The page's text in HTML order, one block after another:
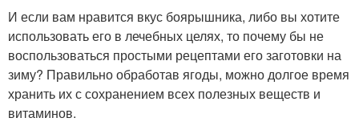
И если вам нравится вкус боярышника, либо вы хотите
использовать его в лечебных целях, то почему бы не
воспользоваться простыми рецептами его заготовки на
зиму? Правильно обработав ягоды, можно долгое время
хранить их с сохранением всех полезных веществ и
витаминов.